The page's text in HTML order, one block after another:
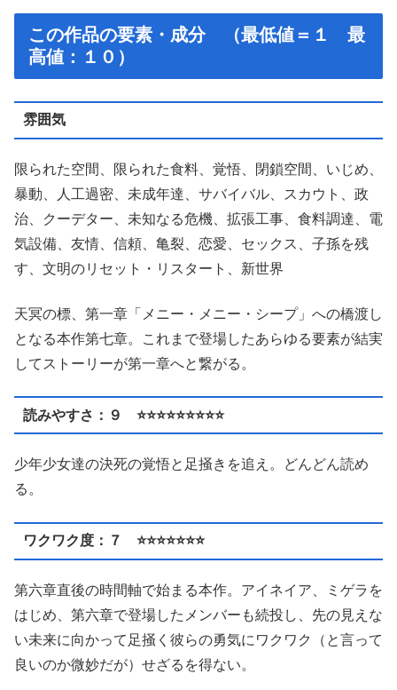
この作品の要素・成分 （最低値＝１ 最
高値：１０）
雰囲気
限られた空間、限られた食料、覚悟、閉鎖空間、いじめ、
暴動、人工過密、未成年達、サバイバル、スカウト、政
治、クーデター、未知なる危機、拡張工事、食料調達、電
気設備、友情、信頼、亀裂、恋愛、セックス、子孫を残
す、文明のリセット・リスタート、新世界
天冥の標、第一章「メニー・メニー・シープ」への橋渡し
となる本作第七章。これまで登場したあらゆる要素が結実
してストーリーが第一章へと繋がる。
読みやすさ：９ ⭐️⭐️⭐️⭐️⭐️⭐️⭐️⭐️⭐️
少年少女達の決死の覚悟と足掻きを追え。どんどん読め
る。
ワクワク度：７ ⭐️⭐️⭐️⭐️⭐️⭐️⭐️
第六章直後の時間軸で始まる本作。アイネイア、ミゲラを
はじめ、第六章で登場したメンバーも続投し、先の見えな
い未来に向かって足掻く彼らの勇気にワクワク（と言って
良いのか微妙だが）せざるを得ない。